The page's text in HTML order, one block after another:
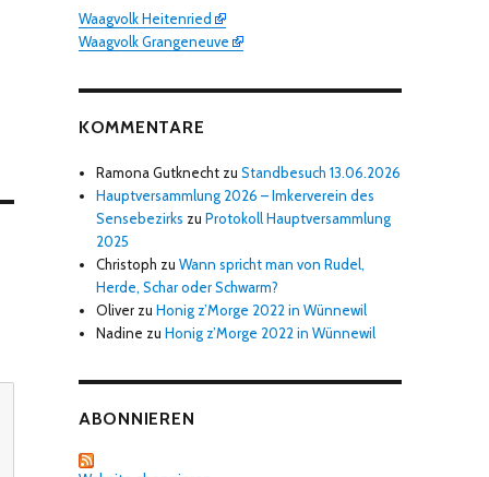
Waagvolk Heitenried
Waagvolk Grangeneuve
KOMMENTARE
Ramona Gutknecht zuStandbesuch 13.06.2026
Hauptversammlung 2026 – Imkerverein des
Sensebezirks zuProtokoll Hauptversammlung
2025
Christoph zuWann spricht man von Rudel,
Herde, Schar oder Schwarm?
Oliver zuHonig z’Morge 2022 in Wünnewil
Nadine zuHonig z’Morge 2022 in Wünnewil
ABONNIEREN